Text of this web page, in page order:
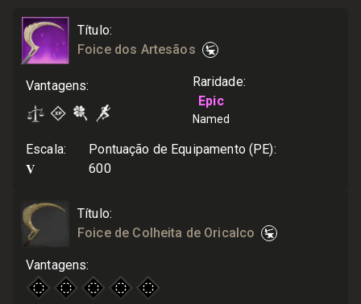
Título:
Foice dos Artesãos
Vantagens: Raridade:
Epic
Named
Escala:
V
Pontuação de Equipamento (PE):
600
Título:
Foice de Colheita de Oricalco
Vantagens: